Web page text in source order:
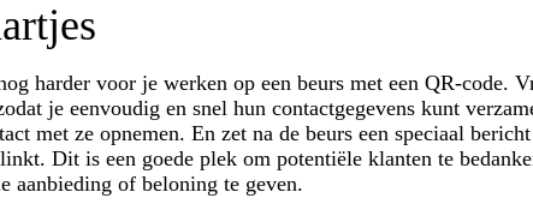
harder voor je werken op een beurs met een QR-code.
je eenvoudig en snel hun contactgegevens kunt
met ze opnemen. En zet na de beurs een speciaal
Dit is een goede plek om potentiële klanten te
aanbieding of beloning te geven.